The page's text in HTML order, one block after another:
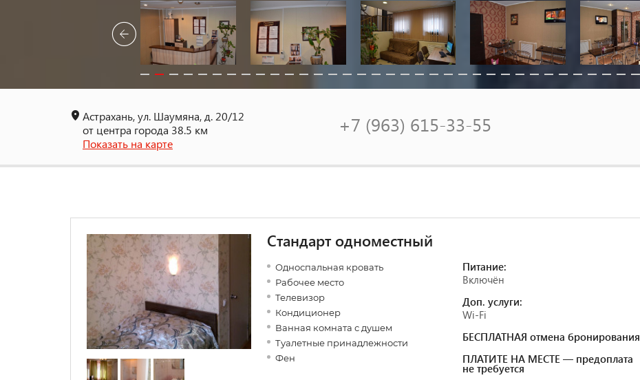
Астрахань, ул. Шаумяна, д. 20/12
от центра города 38.5 км
Показать на карте
+7 (963) 615-33-55
Стандарт одноместный
Односпальная кровать
Рабочее место
Телевизор
Кондиционер
Ванная комната с душем
Туалетные принадлежности
Фен
Питание:
Включён
Доп. услуги:
Wi-Fi
БЕСПЛАТНАЯ отмена бронирования
ПЛАТИТЕ НА МЕСТЕ — предоплата
не требуется